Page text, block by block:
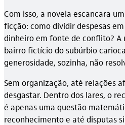
Com isso, a novela escancara
ficção: como dividir despesas
dinheiro em fonte de conflito?
bairro fictício do subúrbio
generosidade, sozinha, não
Sem organização, até relações
desgastar. Dentro dos lares, o
é apenas uma questão
reconhecimento e até disputas